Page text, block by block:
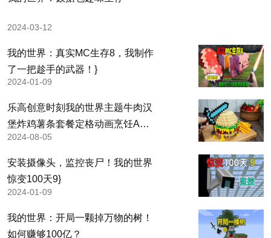
2024-03-12
我的世界：真实MC生存8，我制作
了一把趁手的武器！}
2024-01-09
乐高创意时刻我的世界主题牛肉汉
堡炸鸡薯条套餐定格动画烹饪ASM
R
2024-08-05
安装摄像头，监控丧尸！我的世界
惊变100天9}
2024-01-09
我的世界：开局一颗掉万物的树！
如何赚够100亿？